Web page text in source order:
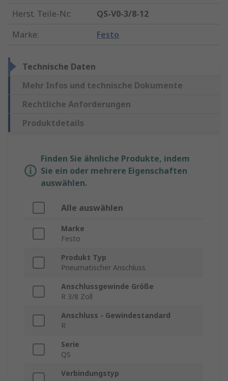
Herst. Teile-Nr.:
QS-V0-3/8-12
Marke: Festo
Technische Daten
Mehr Infos und technische Dokumente
Rechtliche Anforderungen
Produktdetails
Finden Sie ähnliche Produkte, indem
Sie ein oder mehrere Eigenschaften
auswählen.
Alle auswählen
Marke
Festo
Produkt Typ
Pneumatischer Anschluss
Anschlussgewinde Größe
R 3/8 Zoll
Anschluss - Gewindestandard
R
Serie
QS
Verbindungstyp